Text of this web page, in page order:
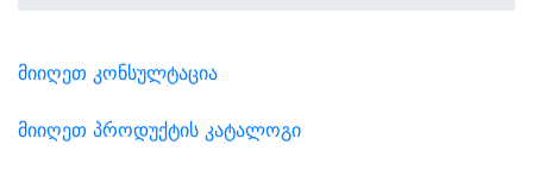
მიიღეთ კონსულტაცია
მიიღეთ პროდუქტის კატალოგი